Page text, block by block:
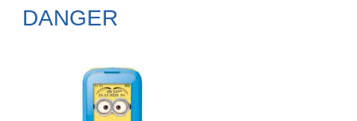
DANGER